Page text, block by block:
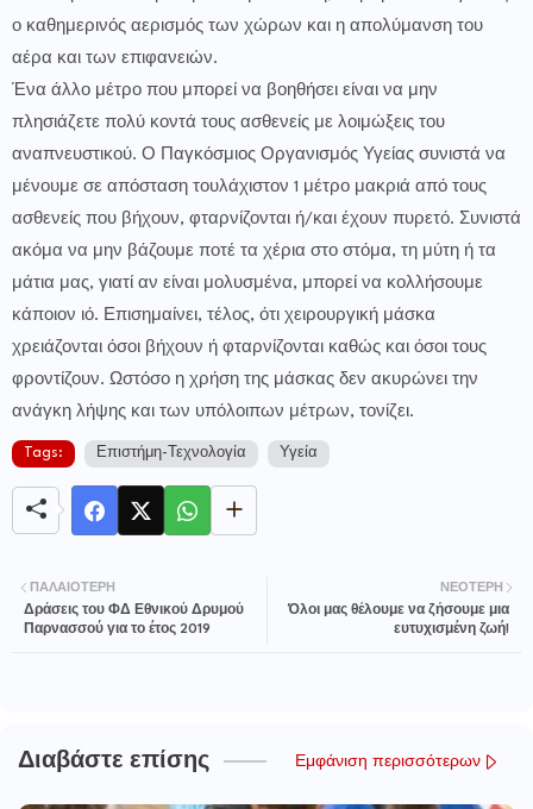
ο καθημερινός αερισμός των χώρων και η απολύμανση του
αέρα και των επιφανειών.
Ένα άλλο μέτρο που μπορεί να βοηθήσει είναι να μην
πλησιάζετε πολύ κοντά τους ασθενείς με λοιμώξεις του
αναπνευστικού. Ο Παγκόσμιος Οργανισμός Υγείας συνιστά να
μένουμε σε απόσταση τουλάχιστον 1 μέτρο μακριά από τους
ασθενείς που βήχουν, φταρνίζονται ή/και έχουν πυρετό. Συνιστά
ακόμα να μην βάζουμε ποτέ τα χέρια στο στόμα, τη μύτη ή τα
μάτια μας, γιατί αν είναι μολυσμένα, μπορεί να κολλήσουμε
κάποιον ιό. Επισημαίνει, τέλος, ότι χειρουργική μάσκα
χρειάζονται όσοι βήχουν ή φταρνίζονται καθώς και όσοι τους
φροντίζουν. Ωστόσο η χρήση της μάσκας δεν ακυρώνει την
ανάγκη λήψης και των υπόλοιπων μέτρων, τονίζει.
Tags: Επιστήμη-Τεχνολογία Υγεία
ΝΕΌΤΕΡΗ
Όλοι μας θέλουμε να ζήσουμε μια
ευτυχισμένη ζωή!
ΠΑΛΑΙΌΤΕΡΗ
Δράσεις του ΦΔ Εθνικού Δρυμού
Παρνασσού για το έτος 2019
Διαβάστε επίσης Εμφάνιση περισσότερων